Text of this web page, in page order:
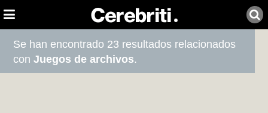
Se han encontrado 23 resultados relacionados
conJuegos de archivos.